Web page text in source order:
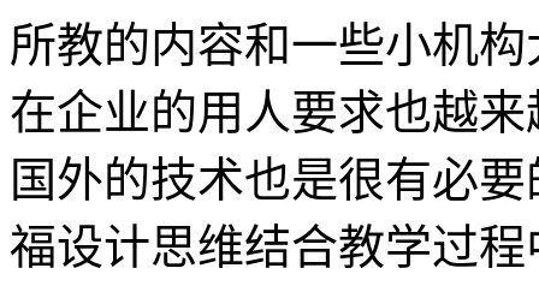
所教的内容和一些小机
在企业的用人要求也越
国外的技术也是很有必
福设计思维结合教学过